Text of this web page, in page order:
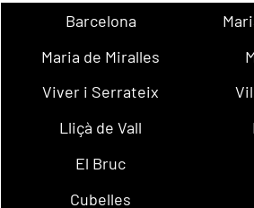
Barcelona
Maria de Miralles
Viver i Serrateix
Lliçà de Vall
El Bruc
Cubelles